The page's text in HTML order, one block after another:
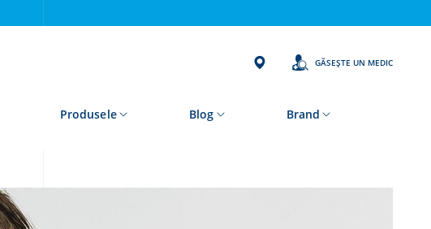
GĂSEȘTE UN MEDIC
Produsele Blog Brand